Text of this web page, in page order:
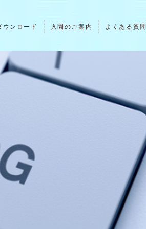
ウンロード 入園のご案内 よくある質問